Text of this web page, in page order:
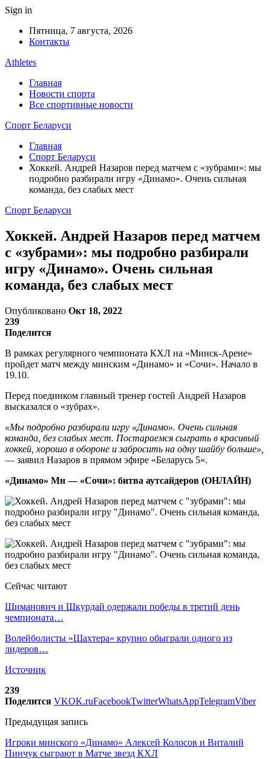
Sign in
Пятница, 7 августа, 2026
Контакты
Athletes
Главная
Новости спорта
Все спортивные новости
Спорт Беларуси
Главная
Спорт Беларуси
Хоккей. Андрей Назаров перед матчем с «зубрами»: мы
подробно разбирали игру «Динамо». Очень сильная
команда, без слабых мест
Спорт Беларуси
Хоккей. Андрей Назаров перед матчем
с «зубрами»: мы подробно разбирали
игру «Динамо». Очень сильная
команда, без слабых мест
Опубликовано Окт 18, 2022
239
Поделится
В рамках регулярного чемпионата КХЛ на «Минск-Арене»
пройдет матч между минским «Динамо» и «Сочи». Начало в
19.10.
Перед поединком главный тренер гостей Андрей Назаров
высказался о «зубрах».
«Мы подробно разбирали игру «Динамо». Очень сильная
команда, без слабых мест. Постараемся сыграть в красивый
хоккей, хорошо в обороне и забросить на одну шайбу больше»,
— заявил Назаров в прямом эфире «Беларусь 5».
«Динамо» Мн — «Сочи»: битва аутсайдеров (ОНЛАЙН)
Сейчас читают
Шиманович и Шкурдай одержали победы в третий день
чемпионата…
Волейболисты «Шахтера» крупно обыграли одного из
лидеров…
Источник
239
Поделится VKOK.ruFacebookTwitterWhatsAppTelegramViber
Предыдущая запись
Игроки минского «Динамо» Алексей Колосов и Виталий
Пинчук сыграют в Матче звезд КХЛ